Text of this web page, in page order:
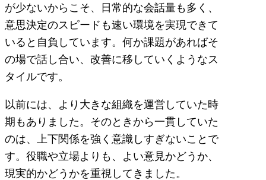
が少ないからこそ、日常的な会話量も多く、
意思決定のスピードも速い環境を実現できて
いると自負しています。何か課題があればそ
の場で話し合い、改善に移していくようなス
タイルです。
以前には、より大きな組織を運営していた時
期もありました。そのときから一貫していた
のは、上下関係を強く意識しすぎないことで
す。役職や立場よりも、よい意見かどうか、
現実的かどうかを重視してきました。